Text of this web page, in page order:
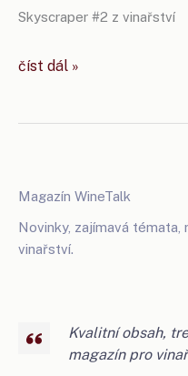
Skyscraper #2 z vinařství
slovenský
číst dál »
Magazín WineTalk
Novinky, zajímavá
vinařství.
Kvalitní obsah,
magazín pro